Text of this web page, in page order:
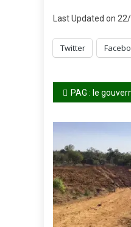
Last Updated on
Twitter
de
l’article
PAG : le gouvernement s’apprête à lancer la mise en